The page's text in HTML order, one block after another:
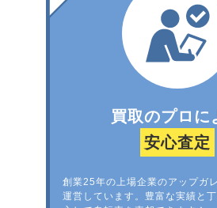
買取のプロに
安心査定
創業25年の上場企業のアップガ
運営しています。豊富な実績と